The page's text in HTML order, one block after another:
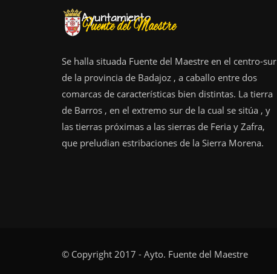
Se halla situada Fuente del Maestre en el centro-sur
de la provincia de Badajoz , a caballo entre dos
comarcas de características bien distintas. La tierra
de Barros , en el extremo sur de la cual se sitúa , y
las tierras próximas a las sierras de Feria y Zafra,
que preludian estribaciones de la Sierra Morena.
© Copyright 2017 - Ayto. Fuente del Maestre